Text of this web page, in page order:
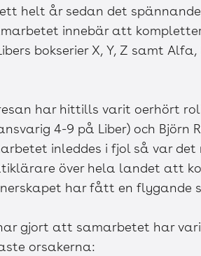
helt år sedan det
innebär att
bokserier X, Y, Z samt
har hittills varit oerhört
4-9 på Liber) och
inleddes i fjol så var
över hela landet att
har fått en flygande
gjort att samarbetet har
orsakerna: